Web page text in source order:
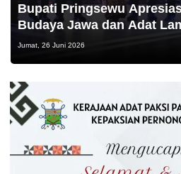
Bupati Pringsewu
Budaya Jawa dan Adat
Jumat, 26 Juni 2026